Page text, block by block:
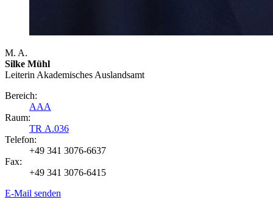
M. A.
Silke Mühl
Leiterin Akademisches Auslandsamt
Bereich:
AAA
Raum:
TR A.036
Telefon:
+49 341 3076-6637
Fax:
+49 341 3076-6415
E-Mail senden